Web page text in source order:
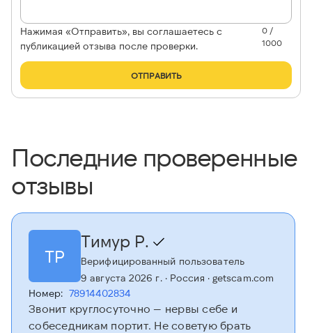
Нажимая «Отправить», вы соглашаетесь с
публикацией отзыва после проверки.
0 /
1000
ОТПРАВИТЬ
Последние проверенные
отзывы
ТР
Тимур Р.
Верифицированный пользователь
9 августа 2026 г.· Россия · getscam.com
Номер: 78914402834
Звонит круглосуточно — нервы себе и
собеседникам портит. Не советую брать